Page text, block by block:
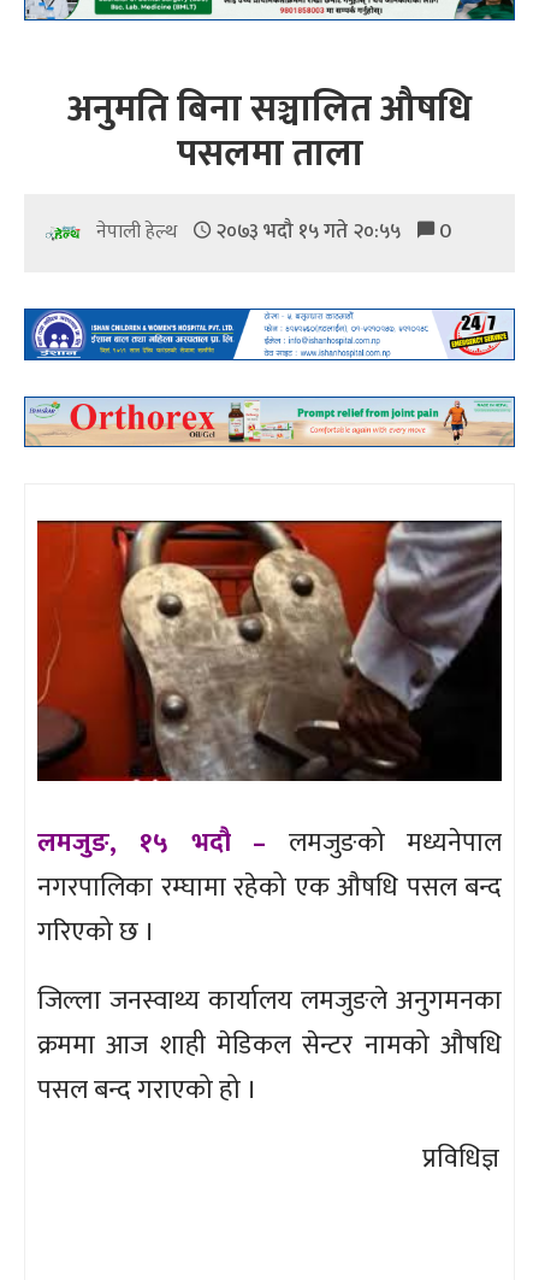
अनुमति बिना सञ्चालित औषधि
पसलमा ताला
नेपाली हेल्थ २०७३ भदौ १५ गते २०:५५ 0
लमजुङ, १५ भदौ – लमजुङको मध्यनेपाल
नगरपालिका रम्घामा रहेको एक औषधि पसल बन्द
गरिएको छ ।
जिल्ला जनस्वाथ्य कार्यालय लमजुङले अनुगमनका
क्रममा आज शाही मेडिकल सेन्टर नामको औषधि
पसल बन्द गराएको हो ।
प्रविधिज्ञ